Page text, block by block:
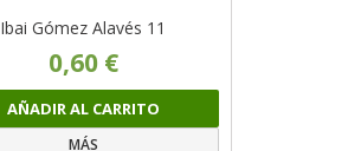
Ibai Gómez Alavés 11
0,60 €
AÑADIR AL CARRITO
MÁS